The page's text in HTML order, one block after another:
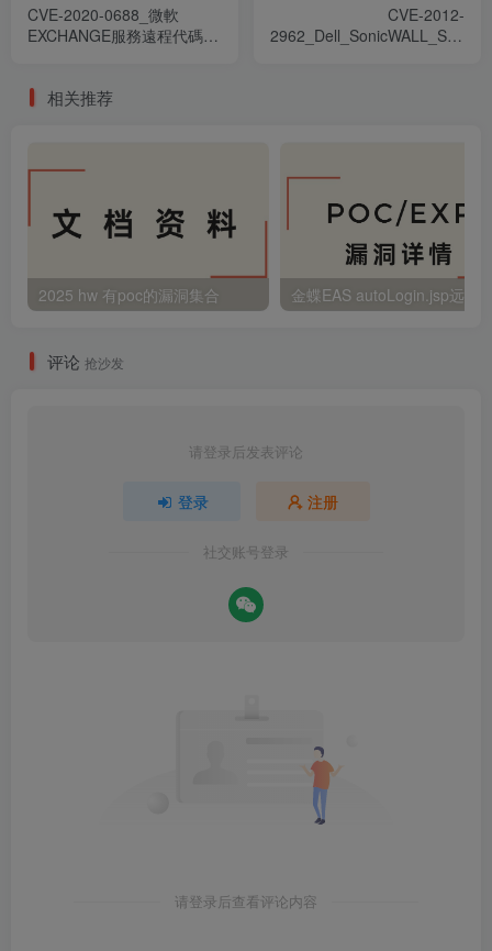
CVE-2020-0688_微軟
EXCHANGE服務遠程代碼執
CVE-2012-
相关推荐
2025 hw 有poc的漏洞集合
评论 抢沙发
请登录后发表评论
登录 注册
社交账号登录
请登录后查看评论内容